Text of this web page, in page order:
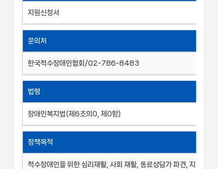
지원신청서
문의처
한국척수장애인협회/02-786-8483
법령
장애인복지법(제6조의0, 제0항)
정책목적
척수장애인을 위한 심리재활, 사회 재활, 동료상담가 파견, 지역사회